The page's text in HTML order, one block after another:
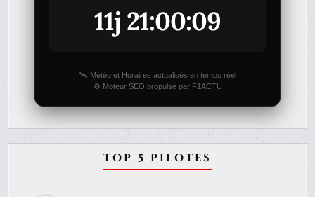
11j 21:00:09
🛰️ Météo et Horaires actualisés en temps réel
⚙️ Moteur SEO propulsé par F1ACTU
TOP 5 PILOTES